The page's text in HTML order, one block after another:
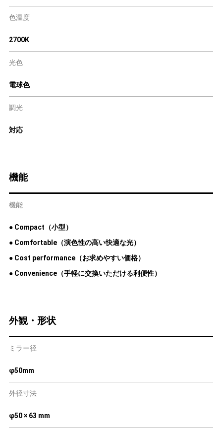
色温度
2700K
光色
電球色
調光
対応
機能
機能
● Compact（小型）
● Comfortable（演色性の高い快適な光）
● Cost performance（お求めやすい価格）
● Convenience（手軽に交換いただける利便性）
外観・形状
ミラー径
φ50mm
外径寸法
φ50 × 63 mm